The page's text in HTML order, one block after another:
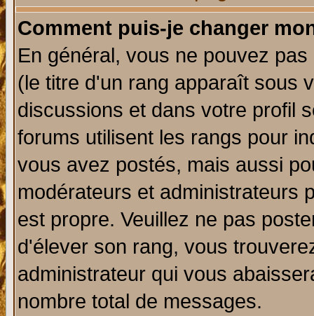
Comment puis-je changer
En général, vous ne pouvez
(le titre d'un rang apparaît sous
discussions et dans votre profil
forums utilisent les rangs pour
vous avez postés, mais aussi
modérateurs et administrateurs
est propre. Veuillez ne pas
d'élever son rang, vous
administrateur qui vous
nombre total de messages.